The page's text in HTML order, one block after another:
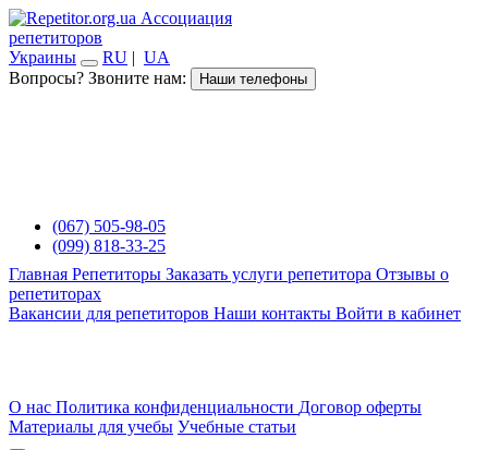
Ассоциация
репетиторов
Украины
RU | UA
Вопросы? Звоните нам:
Наши телефоны
(067) 505-98-05
(099) 818-33-25
Главная Репетиторы Заказать услуги репетитора Отзывы о
репетиторах
Вакансии для репетиторов Наши контакты Войти в кабинет
О нас Политика конфиденциальности Договор оферты
Материалы для учебы Учебные статьи